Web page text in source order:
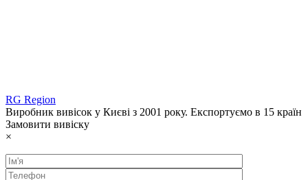
RG Region
Виробник вивісок у Києві з 2001 року. Експортуємо в 15 країн
Замовити вивіску
×